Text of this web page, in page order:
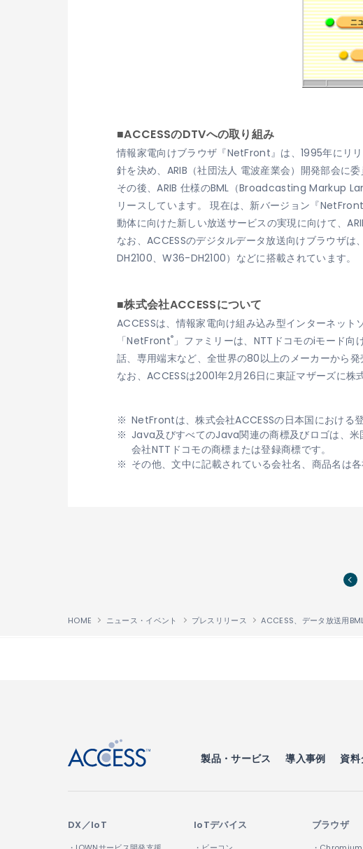
■ACCESSのDTVへの取り組み
情報家電向けブラウザ『NetFront』は、1995年にリ
針を決め、ARIB（社団法人 電波産業会）開発部会に
その後、ARIB 仕様のBML（Broadcasting Markup
リースしています。 現在は、新バージョン『
動体に向けた新しい放送サービスの実現に向けて、
なお、ACCESSのデジタルデータ放送向けブラウザ
DH2100、W36-DH2100）などに搭載されています。
■株式会社ACCESSについて
ACCESSは、情報家電向け組み込み型インターネッ
「NetFront®」ファミリーは、NTTドコモのiモード向
話、専用端末など、全世界の80以上のメーカーから
なお、ACCESSは2001年2月26日に東証マザーズに株
NetFrontは、株式会社ACCESSの日本国における登
Java及びすべてのJava関連の商標及びロゴは、
会社NTTドコモの商標または登録商標です。
その他、文中に記載されている会社名、商品名は
HOME ニュース・イベント プレスリリース
製品・サービス 導入事例 資料
DX／IoT IoTデバイス ブラウザ